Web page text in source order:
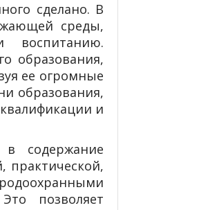
сделано. В
среды,
воспитанию.
образования,
ее огромные
образования,
и
содержание
практической,
позволяет